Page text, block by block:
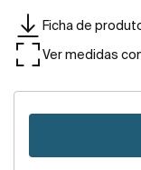
Ficha de
Ver medidas